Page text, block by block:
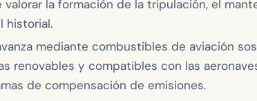
la formación de la tripulación, el
historial.
mediante combustibles de aviación
renovables y compatibles con las
de compensación de emisiones.